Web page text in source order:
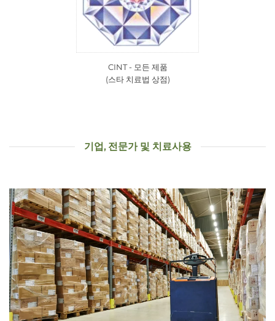
CINT - 모든 제품
(스타 치료법 상점)
기업, 전문가 및 치료사용